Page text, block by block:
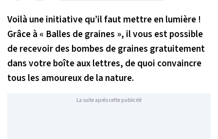
Voilà une initiative qu’il faut mettre en lumière !
Grâce à « Balles de graines », il vous est possible
de recevoir des bombes de graines gratuitement
dans votre boîte aux lettres, de quoi convaincre
tous les amoureux de la nature.
La suite après cette publicité